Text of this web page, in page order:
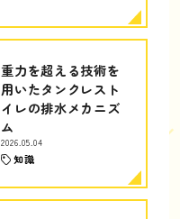
重力を超える技術を
用いたタンクレスト
イレの排水メカニズ
ム
2026.05.04
知識